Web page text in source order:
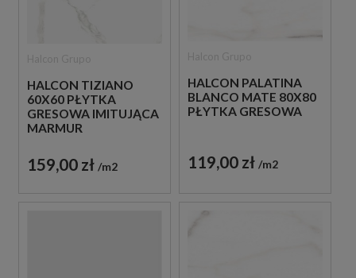
HALCON TIZIANO
60X60 PŁYTKA
GRESOWA IMITUJĄCA
MARMUR
159,00 zł m2
HALCON PALATINA
BLANCO MATE 80X80
PŁYTKA GRESOWA
119,00 zł m2